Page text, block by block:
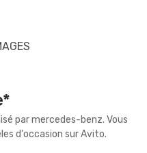
par mercedes-benz. Vous
d'occasion sur Avito.